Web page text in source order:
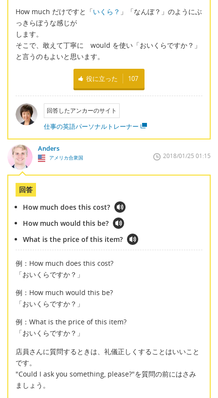
How much だけですと「いくら？ 」「なんぼ？」のようにぶ
っきらぼうな感じが
します。
そこで、敢えて丁寧に would を使い「おいくらですか？」
と言うのもよいと思います。
役に立った 107
回答したアンカーのサイト
仕事の英語パーソナルトレーナー
Anders
アメリカ合衆国 2018/01/25 01:15
回答
How much does this cost?
How much would this be?
What is the price of this item?
例：How much does this cost?
「おいくらですか？」
例：How much would this be?
「おいくらですか？」
例：What is the price of this item?
「おいくらですか？」
店員さんに質問するときは、礼儀正しくすることはいいこと
です。
"Could I ask you something, please?"を質問の前にはさみ
ましょう。